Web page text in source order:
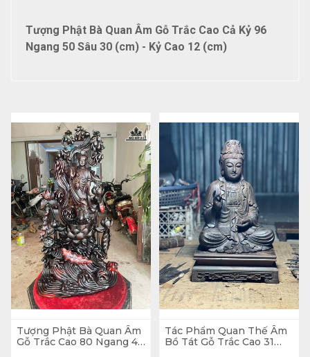
Tượng Phật Bà Quan Âm Gỗ Trắc Cao Cả Kỷ 96
Ngang 50 Sâu 30 (cm) - Kỷ Cao 12 (cm)
Tượng Phật Bà Quan Âm
Gỗ Trắc Cao 80 Ngang 45
Tác Phẩm Quan Thế Âm
Bồ Tát Gỗ Trắc Cao 31